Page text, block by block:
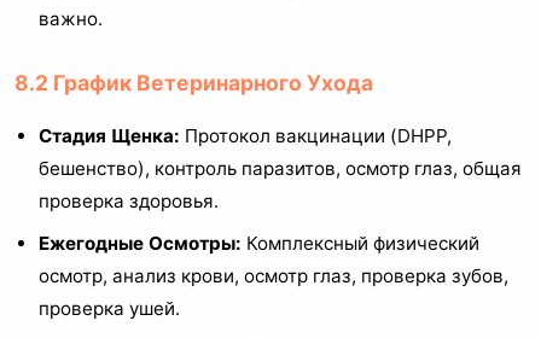
важно.
8.2 График Ветеринарного Ухода
Стадия Щенка: Протокол вакцинации (DHPP,
бешенство), контроль паразитов, осмотр глаз, общая
проверка здоровья.
Ежегодные Осмотры: Комплексный физический
осмотр, анализ крови, осмотр глаз, проверка зубов,
проверка ушей.